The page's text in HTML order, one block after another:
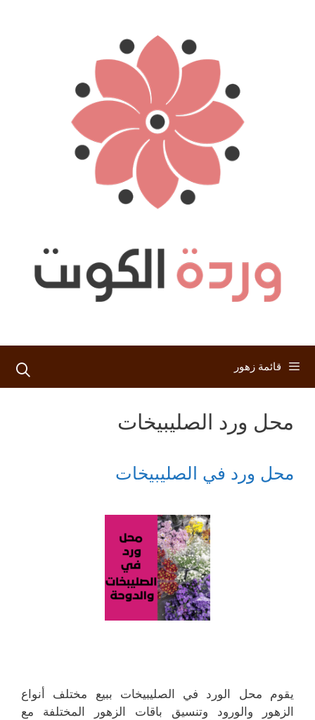
قائمة زهور
محل ورد الصليبيخات
محل ورد في الصليبيخات
يقوم محل الورد في الصليبيخات ببيع مختلف أنواع
الزهور والورود وتنسيق باقات الزهور المختلفة مع